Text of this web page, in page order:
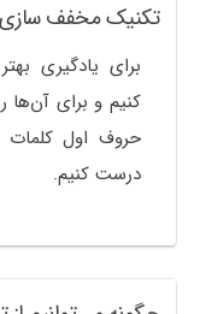
تکنیک مخفف سازی
برای یادگیری
کنیم و برای آن‌ها
حروف اول کلمات
درست کنیم.